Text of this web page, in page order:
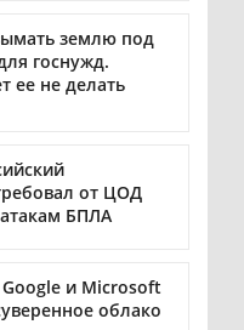
землю под
госнужд.
ее не делать
от ЦОД
БПЛА
и Microsoft
облако